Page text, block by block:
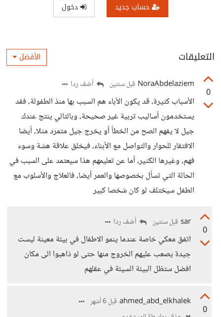
حساب جديد دخول
التعليقات الأفضل
0
NoraAbdelaziem قبل سنتين أضف ردا
الأسباب كثيرة، قد يكون الأباء هم السبب بها منذ الطفولة، فقد
يستخدمون أساليب تربية غير صحيحة، وبالتالي ينتج عندك
جيل لا يفهم الصح من الخطأ أو يخرج جيل متمرد مثلا، أيضا
الافتقار للحوار والتواصل مع الأبناء، فيخلق علاقة هشة وسوء
فهم، وغيرها الكثير، أما عن تعليمهم هذا سيعتمد على السبب في
الحالة التي تسأل بخصوصها والعمر أيضا، فالعلاج والأسلوب مع
الطفل سيختلف لو كان شخصا كبير
0
sar قبل سنتين أضف ردا
اتفق معكي خاصة عندما ينمو الاطفال في بيئة معينة ليست
جيدة يصعب عليهم الخروج منها حتى لو ذاهبوا الى مكان
افضل ستظل البيئة السيئة في عقلهم
0
ahmed_abd_elkhalek قبل 6 أشهر